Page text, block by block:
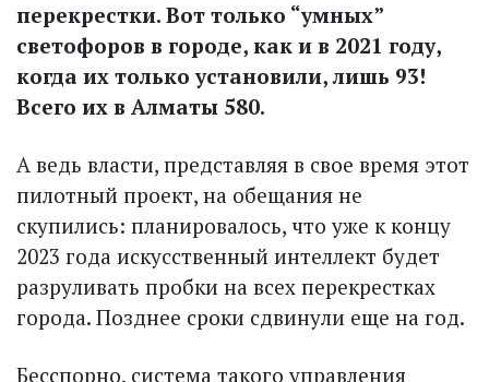
перекрестки. Вот только “умных”
светофоров в городе, как и в 2021 году,
когда их только установили, лишь 93!
Всего их в Алматы 580.
А ведь власти, представляя в свое время этот
пилотный проект, на обещания не
скупились: планировалось, что уже к концу
2023 года искусственный интеллект будет
разруливать пробки на всех перекрестках
города. Позднее сроки сдвинули еще на год.
Бесспорно, система такого управления